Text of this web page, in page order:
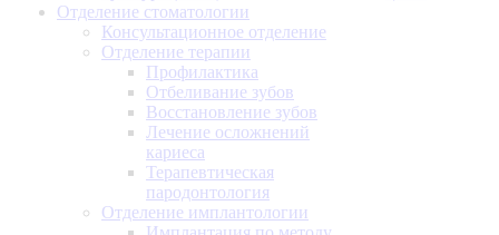
Отделение стоматологии
Консультационное отделение
Отделение терапии
Профилактика
Отбеливание зубов
Восстановление зубов
Лечение осложнений
кариеса
Терапевтическая
пародонтология
Отделение имплантологии